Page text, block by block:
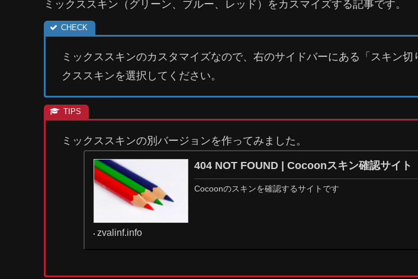
ミックススキン（グリーン、ブルー、レッド）をカスマイズする記事です。
ミックススキンのカスタマイズなので、右のサイドバーにある「スキン切
クススキンを選択してください。
ミックススキンの別バージョンを作ってみました。
404 NOT FOUND | Cocoonスキン確認サイト
Cocoonのスキンを確認するサイトです
zvalinf.info